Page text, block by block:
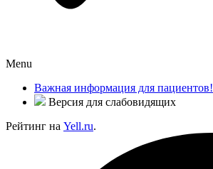
Menu
Важная информация для пациентов!
Версия для слабовидящих
Рейтинг на Yell.ru.